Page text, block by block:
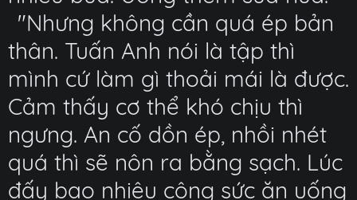
"Nhưng không cần quá ép bản
thân. Tuấn Anh nói là tập thì
mình cứ làm gì thoải mái là được.
Cảm thấy cơ thể khó chịu thì
ngưng. An cố dồn ép, nhồi nhét
quá thì sẽ nôn ra bằng sạch. Lúc
đấy bao nhiêu công sức ăn uống